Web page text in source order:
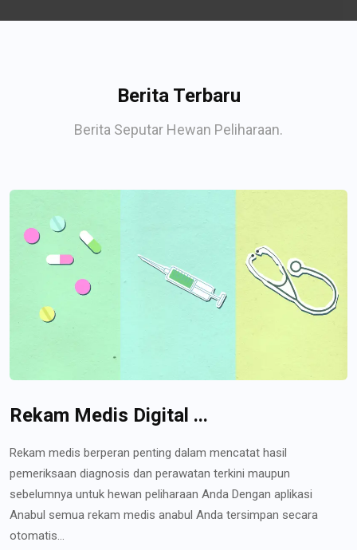
Berita Terbaru
Berita Seputar Hewan Peliharaan.
Rekam Medis Digital ...
Rekam medis berperan penting dalam mencatat hasil
pemeriksaan diagnosis dan perawatan terkini maupun
sebelumnya untuk hewan peliharaan Anda Dengan aplikasi
Anabul semua rekam medis anabul Anda tersimpan secara
otomatis...